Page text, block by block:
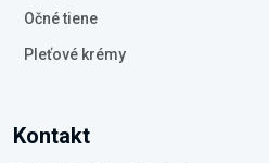
Očné tiene
Pleťové krémy
Kontakt